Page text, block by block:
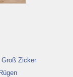
Groß Zicker